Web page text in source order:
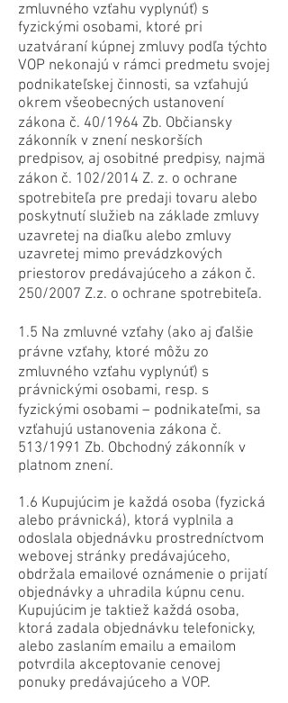
zmluvného vzťahu vyplynúť) s
fyzickými osobami, ktoré pri
uzatváraní kúpnej zmluvy podľa týchto
VOP nekonajú v rámci predmetu svojej
podnikateľskej činnosti, sa vzťahujú
okrem všeobecných ustanovení
zákona č. 40/1964 Zb. Občiansky
zákonník v znení neskorších
predpisov, aj osobitné predpisy, najmä
zákon č. 102/2014 Z. z. o ochrane
spotrebiteľa pre predaji tovaru alebo
poskytnutí služieb na základe zmluvy
uzavretej na diaľku alebo zmluvy
uzavretej mimo prevádzkových
priestorov predávajúceho a zákon č.
250/2007 Z.z. o ochrane spotrebiteľa.
1.5 Na zmluvné vzťahy (ako aj ďalšie
právne vzťahy, ktoré môžu zo
zmluvného vzťahu vyplynúť) s
právnickými osobami, resp. s
fyzickými osobami – podnikateľmi, sa
vzťahujú ustanovenia zákona č.
513/1991 Zb. Obchodný zákonník v
platnom znení.
1.6 Kupujúcim je každá osoba (fyzická
alebo právnická), ktorá vyplnila a
odoslala objednávku prostredníctvom
webovej stránky predávajúceho,
obdržala emailové oznámenie o prijatí
objednávky a uhradila kúpnu cenu.
Kupujúcim je taktiež každá osoba,
ktorá zadala objednávku telefonicky,
alebo zaslaním emailu a emailom
potvrdila akceptovanie cenovej
ponuky predávajúceho a VOP.